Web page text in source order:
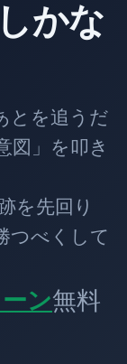
かな
追うだ
図」を叩き
回り
つべくして
ン無料